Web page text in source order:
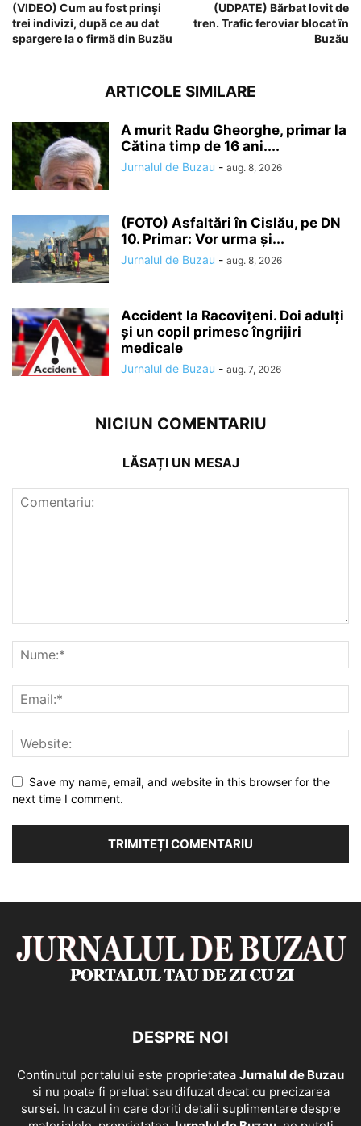
(VIDEO) Cum au fost prinși
trei indivizi, după ce au dat
spargere la o firmă din Buzău
(UDPATE) Bărbat lovit de
tren. Trafic feroviar blocat în
Buzău
ARTICOLE SIMILARE
A murit Radu Gheorghe, primar la
Cătina timp de 16 ani....
Jurnalul de Buzau - aug. 8, 2026
(FOTO) Asfaltări în Cislău, pe DN
10. Primar: Vor urma și...
Jurnalul de Buzau - aug. 8, 2026
Accident la Racovițeni. Doi adulți
și un copil primesc îngrijiri
medicale
Jurnalul de Buzau - aug. 7, 2026
NICIUN COMENTARIU
LĂSAȚI UN MESAJ
Save my name, email, and website in this browser for the
next time I comment.
DESPRE NOI
Continutul portalului este proprietatea Jurnalul de Buzau
si nu poate fi preluat sau difuzat decat cu precizarea
sursei. In cazul in care doriti detalii suplimentare despre